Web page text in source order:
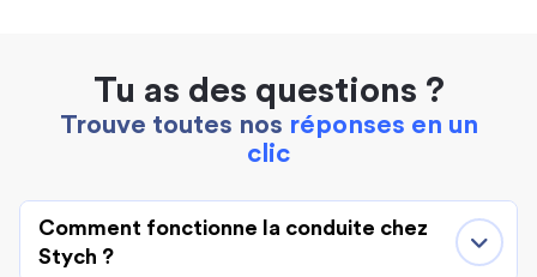
Tu as des questions ?
Trouve toutes nos réponses en un
clic
Comment fonctionne la conduite chez
Stych ?